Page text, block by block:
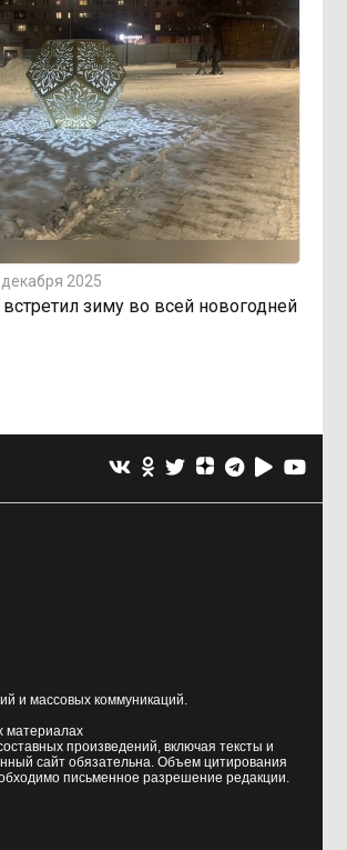
2025
зиму во всей новогодней
и массовых коммуникаций.
материалах
произведений, включая тексты и
сайт обязательна. Объем цитирования
письменное разрешение редакции.